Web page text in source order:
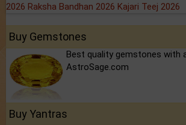
2026 Raksha Bandhan 2026 Kajari Teej 2026
Buy Gemstones
Best quality gemstones with
AstroSage.com
Buy Yantras